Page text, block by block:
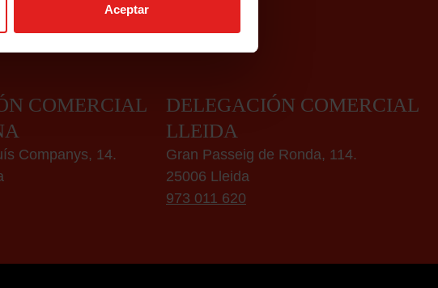
Aceptar
COMERCIAL
Companys, 14.
DELEGACIÓN COMERCIAL
LLEIDA
Gran Passeig de Ronda, 114.
25006 Lleida
973 011 620